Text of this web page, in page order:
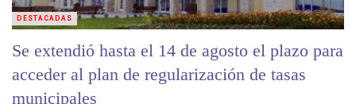
Se extendió hasta el 14 de agosto el plazo para
acceder al plan de regularización de tasas
municipales
DESTACADAS